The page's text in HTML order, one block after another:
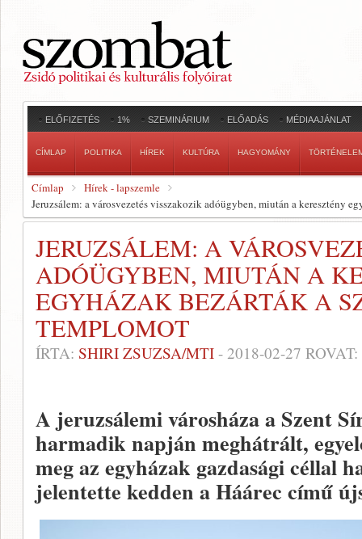
ELŐFIZETÉS 1% SZEMINÁRIUM ELŐADÁS MÉDIAAJÁNLAT
CÍMLAP POLITIKA HÍREK KULTÚRA HAGYOMÁNY
Címlap
Hírek - lapszemle
Jeruzsálem: a városvezetés visszakozik adóügyben, miután a keresztény
JERUZSÁLEM: A
ADÓÜGYBEN, MIUTÁN A
EGYHÁZAK BEZÁRTÁK A
TEMPLOMOT
ÍRTA: SHIRI ZSUZSA/MTI - 2018-02-27 ROVAT:
A jeruzsálemi városháza a Szent
harmadik napján meghátrált,
meg az egyházak gazdasági céllal
jelentette kedden a Háárec című